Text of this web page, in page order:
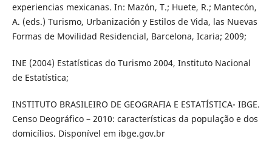
experiencias mexicanas. In: Mazón, T.; Huete, R.; Mantecón,
A. (eds.) Turismo, Urbanización y Estilos de Vida, las Nuevas
Formas de Movilidad Residencial, Barcelona, Icaria; 2009;
INE (2004) Estatísticas do Turismo 2004, Instituto Nacional
de Estatística;
INSTITUTO BRASILEIRO DE GEOGRAFIA E ESTATÍSTICA- IBGE.
Censo Deográfico – 2010: características da população e dos
domicílios. Disponível em ibge.gov.br